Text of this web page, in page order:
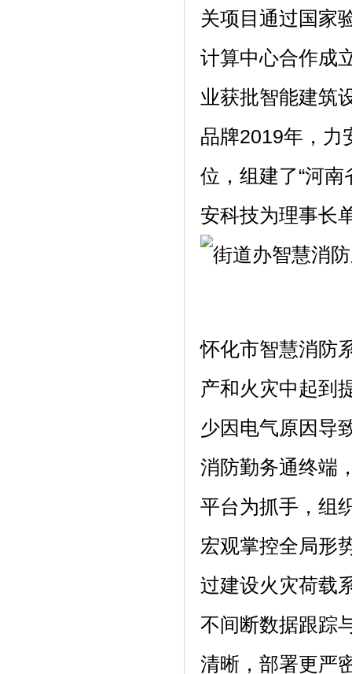
关项目通过国家
计算中心合作成
业获批智能建筑
品牌2019年，力
位，组建了“河
安科技为理事长
怀化市智慧消防
产和火灾中起到
少因电气原因导
消防勤务通终端
平台为抓手，组
宏观掌控全局形
过建设火灾荷载
不间断数据跟踪
清晰，部署更严